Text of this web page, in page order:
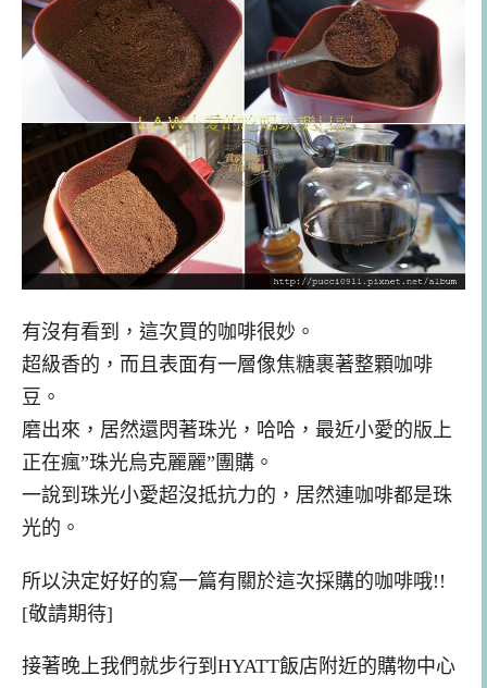
有沒有看到，這次買的咖啡很妙。
超級香的 ，而且表面有一層像焦糖裹著整顆咖啡
豆。
磨出來，居然還閃著珠光，哈哈，最近小愛的版上
正在瘋”珠光烏克麗麗”團購。
一說到珠光小愛超沒抵抗力的，居然連咖啡都是珠
光的 。
所以決定好好的寫一篇有關於這次採購的咖啡哦!!
[敬請期待]
接著晚上我們就步行到 HYATT飯店 附近的購物中心